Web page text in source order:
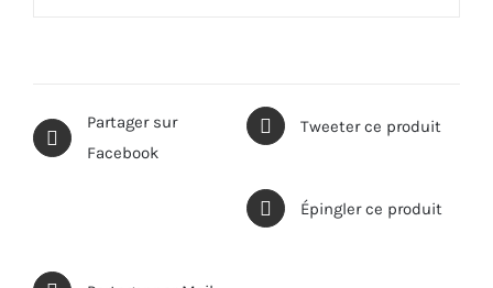
Partager sur
Facebook
Tweeter ce produit
Épingler ce produit